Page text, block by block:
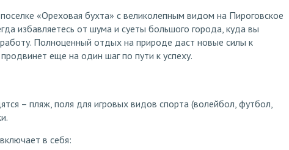
«Ореховая бухта» с великолепным видом на Пироговское
избавляетесь от шума и суеты большого города, куда вы
Полноценный отдых на природе даст новые силы к
еще на один шаг по пути к успеху.
– пляж, поля для игровых видов спорта (волейбол, футбол,
в себя: